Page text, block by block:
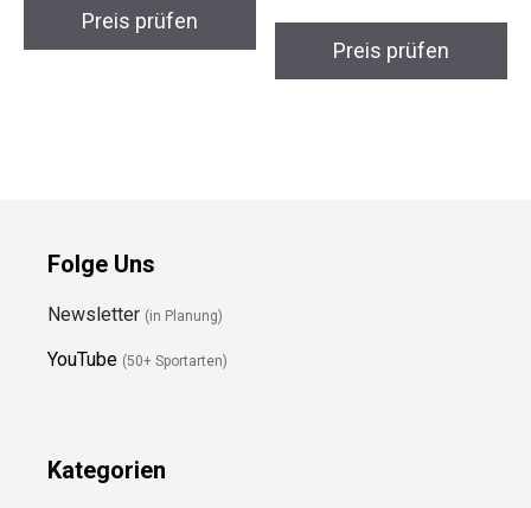
Preis prüfen
Preis prüfen
Folge Uns
Newsletter (in Planung)
YouTube (50+ Sportarten)
Kategorien